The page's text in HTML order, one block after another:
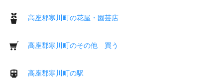
高座郡寒川町の花屋・園芸店
高座郡寒川町のその他 買う
高座郡寒川町の駅